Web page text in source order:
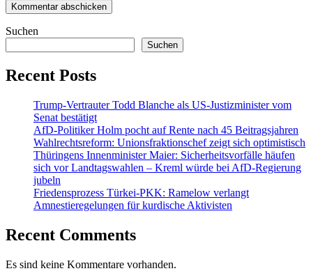
Suchen
Suchen
Recent Posts
Trump-Vertrauter Todd Blanche als US-Justizminister vom
Senat bestätigt
AfD-Politiker Holm pocht auf Rente nach 45 Beitragsjahren
Wahlrechtsreform: Unionsfraktionschef zeigt sich optimistisch
Thüringens Innenminister Maier: Sicherheitsvorfälle häufen
sich vor Landtagswahlen – Kreml würde bei AfD-Regierung
jubeln
Friedensprozess Türkei-PKK: Ramelow verlangt
Amnestieregelungen für kurdische Aktivisten
Recent Comments
Es sind keine Kommentare vorhanden.